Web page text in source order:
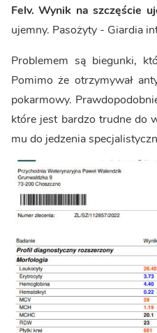
Felv. Wynik na szczęście
ujemny. Pasożyty - Giardia
Problemem są biegunki,
Pomimo że otrzymywał
pokarmowy.
które jest bardzo trudne do
mu do jedzenia